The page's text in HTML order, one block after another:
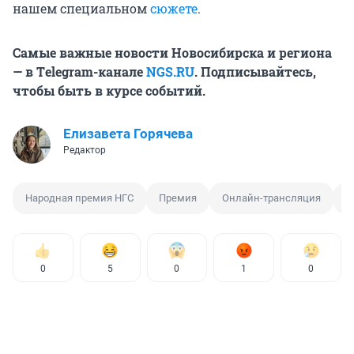
нашем специальномсюжете.
Самые важные новости Новосибирска и региона
— в Тelegram-каналеNGS.RU. Подписывайтесь,
чтобы быть в курсе событий.
Елизавета Горячева
Редактор
Народная премия НГС Премия Онлайн-трансляция
0 5 0 1 0